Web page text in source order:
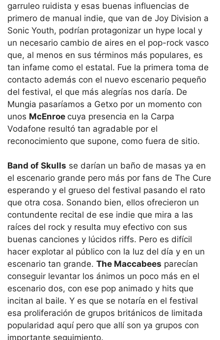
garruleo ruidista y esas buenas influencias de
primero de manual indie, que van de Joy Division a
Sonic Youth, podrían protagonizar un hype local y
un necesario cambio de aires en el pop-rock vasco
que, al menos en sus términos más populares, es
tan infame como el estatal. Fue la primera toma de
contacto además con el nuevo escenario pequeño
del festival, el que más alegrías nos daría. De
Mungia pasaríamos a Getxo por un momento con
unos McEnroe cuya presencia en la Carpa
Vodafone resultó tan agradable por el
reconocimiento que supone, como fuera de sitio.
Band of Skulls se darían un baño de masas ya en
el escenario grande pero más por fans de The Cure
esperando y el grueso del festival pasando el rato
que otra cosa. Sonando bien, ellos ofrecieron un
contundente recital de ese indie que mira a las
raíces del rock y resulta muy efectivo con sus
buenas canciones y lúcidos riffs. Pero es difícil
hacer explotar al público con la luz del día y en un
escenario tan grande. The Maccabees parecían
conseguir levantar los ánimos un poco más en el
escenario dos, con ese pop animado y hits que
incitan al baile. Y es que se notaría en el festival
esa proliferación de grupos británicos de limitada
popularidad aquí pero que allí son ya grupos con
importante seguimiento.